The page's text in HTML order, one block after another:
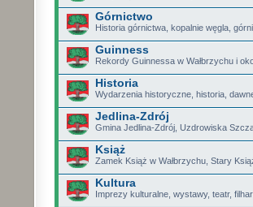
Górnictwo
Historia górnictwa, kopalnie węgla,
Guinness
Rekordy Guinnessa w Wałbrzychu i
Historia
Wydarzenia historyczne, historia,
Jedlina-Zdrój
Gmina Jedlina-Zdrój, Uzdrowiska
Książ
Zamek Książ w Wałbrzychu, Stary
Kultura
Imprezy kulturalne, wystawy, teatr,